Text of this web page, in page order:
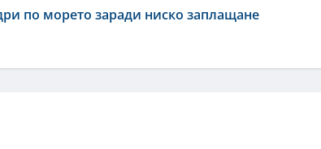
по морето заради ниско заплащане